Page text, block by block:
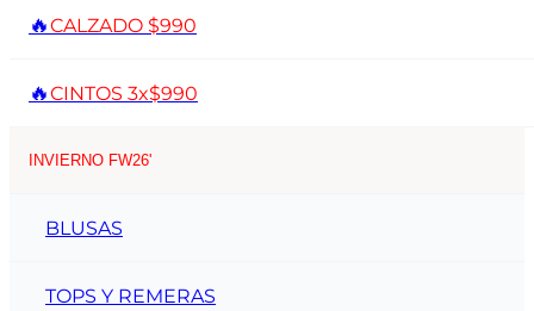
🔥CALZADO $990
🔥CINTOS 3x$990
INVIERNO FW26'
BLUSAS
TOPS Y REMERAS